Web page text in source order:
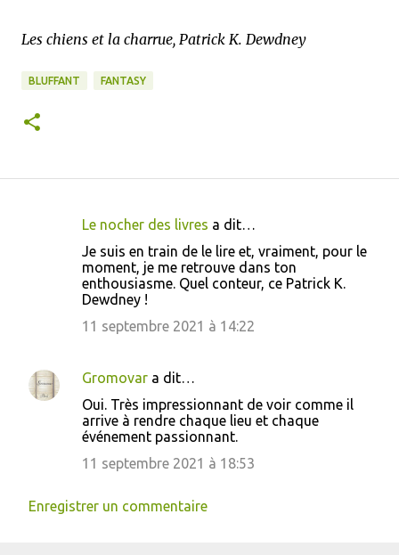
Les chiens et la charrue, Patrick K. Dewdney
BLUFFANT FANTASY
t
s
Le nocher des livres a dit…
Je suis en train de le lire et, vraiment, pour le
moment, je me retrouve dans ton
enthousiasme. Quel conteur, ce Patrick K.
Dewdney !
11 septembre 2021 à 14:22
Gromovar a dit…
Oui. Très impressionnant de voir comme il
arrive à rendre chaque lieu et chaque
événement passionnant.
11 septembre 2021 à 18:53
Enregistrer un commentaire